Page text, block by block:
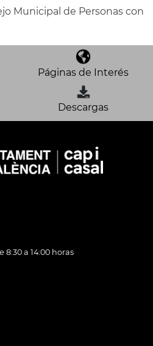
Municipal de Personas con
Páginas de Interés
Descargas
8:30 a 14:00 horas